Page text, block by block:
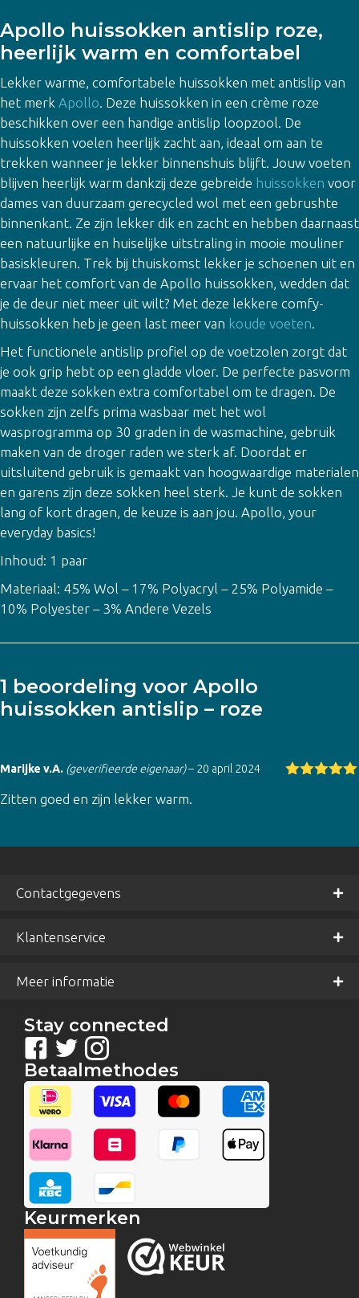
Apollo huissokken antislip roze,
heerlijk warm en comfortabel
Lekker warme, comfortabele huissokken met antislip van
het merk Apollo. Deze huissokken in een crème roze
beschikken over een handige antislip loopzool. De
huissokken voelen heerlijk zacht aan, ideaal om aan te
trekken wanneer je lekker binnenshuis blijft. Jouw voeten
blijven heerlijk warm dankzij deze gebreide huissokken voor
dames van duurzaam gerecycled wol met een gebrushte
binnenkant. Ze zijn lekker dik en zacht en hebben daarnaast
een natuurlijke en huiselijke uitstraling in mooie mouliner
basiskleuren. Trek bij thuiskomst lekker je schoenen uit en
ervaar het comfort van de Apollo huissokken, wedden dat
je de deur niet meer uit wilt? Met deze lekkere comfy-
huissokken heb je geen last meer van koude voeten.
Het functionele antislip profiel op de voetzolen zorgt dat
je ook grip hebt op een gladde vloer. De perfecte pasvorm
maakt deze sokken extra comfortabel om te dragen. De
sokken zijn zelfs prima wasbaar met het wol
wasprogramma op 30 graden in de wasmachine, gebruik
maken van de droger raden we sterk af. Doordat er
uitsluitend gebruik is gemaakt van hoogwaardige materialen
en garens zijn deze sokken heel sterk. Je kunt de sokken
lang of kort dragen, de keuze is aan jou. Apollo, your
everyday basics!
Inhoud: 1 paar
Materiaal: 45% Wol – 17% Polyacryl – 25% Polyamide –
10% Polyester – 3% Andere Vezels
1 beoordeling voor Apollo
huissokken antislip – roze
Marijke v.A. (geverifieerde eigenaar)– 20 april 2024
Zitten goed en zijn lekker warm.
Contactgegevens
Klantenservice
Meer informatie
Stay connected
Betaalmethodes
Keurmerken